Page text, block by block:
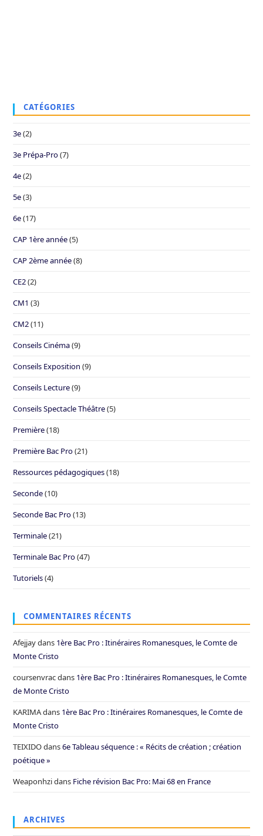
CATÉGORIES
3e(2)
3e Prépa-Pro(7)
4e(2)
5e(3)
6e(17)
CAP 1ère année(5)
CAP 2ème année(8)
CE2(2)
CM1 (3)
CM2(11)
Conseils Cinéma(9)
Conseils Exposition (9)
Conseils Lecture(9)
Conseils Spectacle Théâtre(5)
Première(18)
Première Bac Pro(21)
Ressources pédagogiques(18)
Seconde(10)
Seconde Bac Pro(13)
Terminale(21)
Terminale Bac Pro(47)
Tutoriels(4)
COMMENTAIRES RÉCENTS
Afejjaydans 1ère Bac Pro : Itinéraires Romanesques, le Comte de
Monte Cristo
coursenvracdans 1ère Bac Pro : Itinéraires Romanesques, le Comte
de Monte Cristo
KARIMAdans 1ère Bac Pro : Itinéraires Romanesques, le Comte de
Monte Cristo
TEIXIDOdans6e Tableau séquence : « Récits de création ; création
poétique »
Weaponhzidans Fiche révision Bac Pro: Mai 68 en France
ARCHIVES